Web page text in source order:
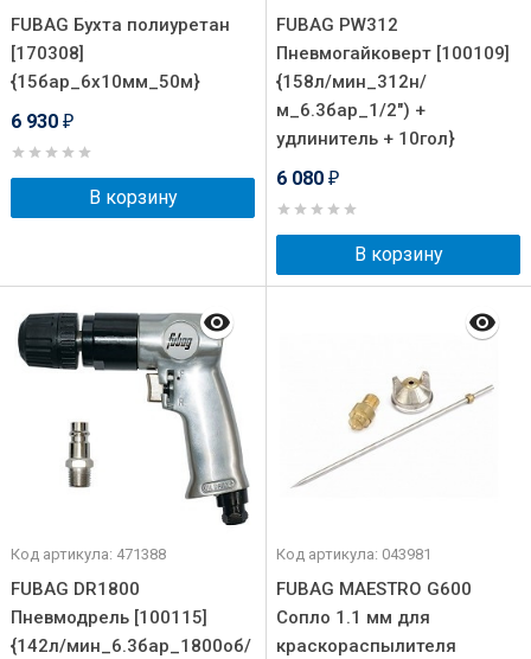
FUBAG Бухта полиуретан
[170308]
{15бар_6х10мм_50м}
6 930 ₽
В корзину
FUBAG PW312
Пневмогайковерт [100109]
{158л/мин_312н/
м_6.3бар_1/2") +
удлинитель + 10гол}
6 080 ₽
В корзину
Код артикула: 471388
FUBAG DR1800
Пневмодрель [100115]
{142л/мин_6.3бар_1800об/
Код артикула: 043981
FUBAG MAESTRO G600
Сопло 1.1 мм для
краскораспылителя